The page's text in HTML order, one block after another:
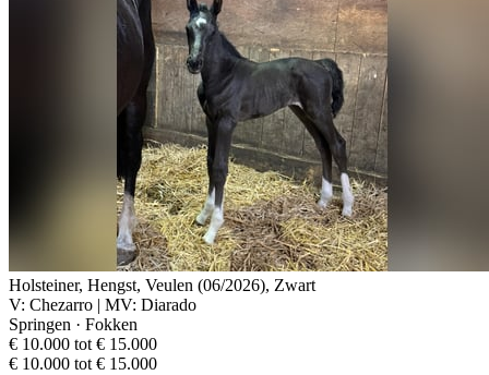
Holsteiner, Hengst, Veulen (06/2026), Zwart
V: Chezarro | MV: Diarado
Springen · Fokken
€ 10.000 tot € 15.000
€ 10.000 tot € 15.000